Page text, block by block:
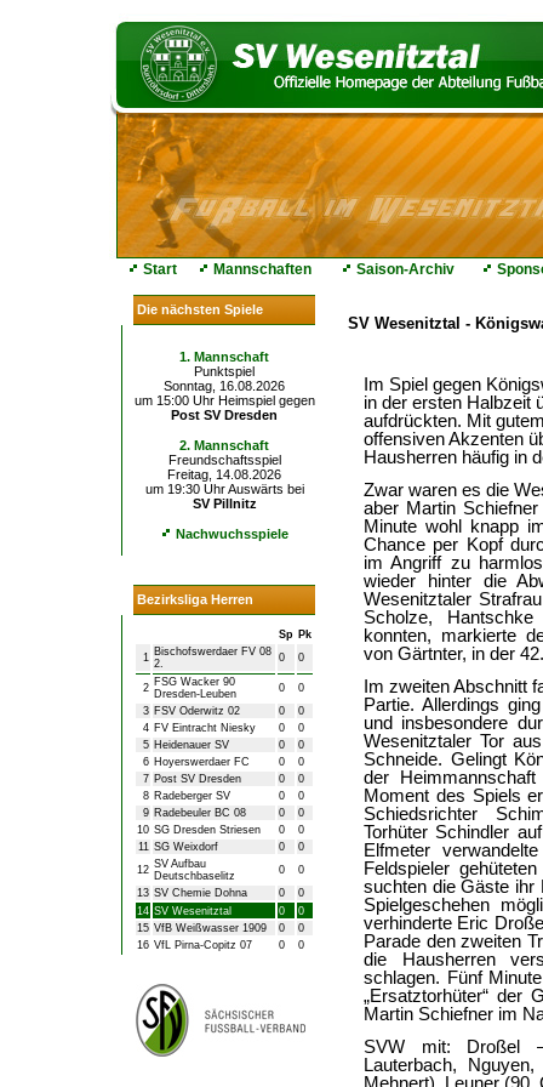
Start Mannschaften Saison-Archiv
Die nächsten Spiele
1. Mannschaft
Punktspiel
Sonntag, 16.08.2026
um 15:00 Uhr Heimspiel gegen
Post SV Dresden
2. Mannschaft
Freundschaftsspiel
Freitag, 14.08.2026
um 19:30 Uhr Auswärts bei
SV Pillnitz
Nachwuchsspiele
Bezirksliga Herren
Sp Pk
1 Bischofswerdaer FV 08
2.
0 0
2 FSG Wacker 90
Dresden-Leuben
0
0
3 FSV Oderwitz 02 0
0
4 FV Eintracht Niesky 0
0
5 Heidenauer SV 0
0
6 Hoyerswerdaer FC 0
0
7 Post SV Dresden 0
0
8 Radeberger SV 0
0
9 Radebeuler BC 08 0
0
10 SG Dresden Striesen 0
0
11 SG Weixdorf 0
0
12 SV Aufbau
Deutschbaselitz
0
0
13 SV Chemie Dohna 0
0
14 SV Wesenitztal 0
0
15 VfB Weißwasser 1909 0
0
16 VfL Pirna-Copitz 07 0 0
SV Wesenitztal -
Im Spiel gegen
in der ersten Halbzeit
aufdrückten. Mit
offensiven Akzenten
Hausherren häufig in
Zwar waren es die
aber Martin
Minute wohl knapp
Chance per Kopf
im Angriff zu
wieder hinter die
Wesenitztaler
Scholze,
konnten, markierte
von Gärtnter, in der
Im zweiten Abschnitt
Partie. Allerdings
und insbesondere
Wesenitztaler Tor
Schneide. Gelingt
der
Moment des Spiels
Schiedsrichter
Torhüter Schindler
Elfmeter
Feldspieler
suchten die Gäste ihr
Spielgeschehen
verhinderte Eric
Parade den zweiten
die Hausherren
schlagen. Fünf
„Ersatztorhüter“ der
Martin Schiefner im
SVW mit: Droßel
Lauterbach,